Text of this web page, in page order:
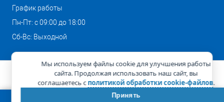
График работы
Пн-Пт: с 09:00 до 18:00
Сб-Вс: Выходной
Мы используем файлы cookie для улучшения работы
сайта. Продолжая использовать наш сайт, вы
соглашаетесь сполитикой обработки cookie-файлов.
Принять